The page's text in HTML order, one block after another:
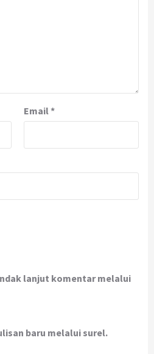
Email *
lanjut komentar melalui
baru melalui surel.